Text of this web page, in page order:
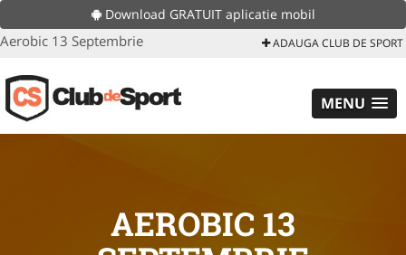
Download GRATUIT aplicatie mobil
Aerobic 13 Septembrie ADAUGA CLUB DE SPORT
MENU
AEROBIC 13